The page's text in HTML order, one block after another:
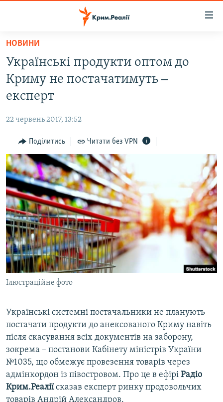
Перейти
основного
матеріалу
Перейти
до
основної
навігації
Перейти
до
пошуку
ВОДА.КРИМ
ВІДЕО ТА ФОТО
БЛОГИ
ПОГЛЯД
ІНТЕРВ'Ю
ВСЕ ЗА ДЕНЬ
СПЕЦПРОЕКТИ
ДЕПОРТАЦІЯ
ВІДЕОУРОКИ «ELIFBE»
СВІДЧЕННЯ ОКУПАЦІЇ
УКРАЇНСЬКА ПРОБЛЕМА КРИМУ
ІНФОГРАФІКА
ЯК ОБІЙТИ БЛОКУВАННЯ
Русский
Qırımtatar
ДОЛУЧАЙСЯ!
Усі сайти RFE/RL
НОВИНИ
Українські продукти оптом до
Криму не постачатимуть ‒
експерт
22 червень 2017, 13:52
Поділитись Читати без VPN
Ілюстраційне фото
Українські системні постачальники не планують
постачати продукти до анексованого Криму навіть
після скасування всіх документів на заборону,
зокрема – постанови Кабінету міністрів України
№1035, що обмежує провезення товарів через
адмінкордон із півостровом. Про це в ефірі Радіо
Крим.Реаліїсказав експерт ринку продовольчих
товарів Андрій Александров.